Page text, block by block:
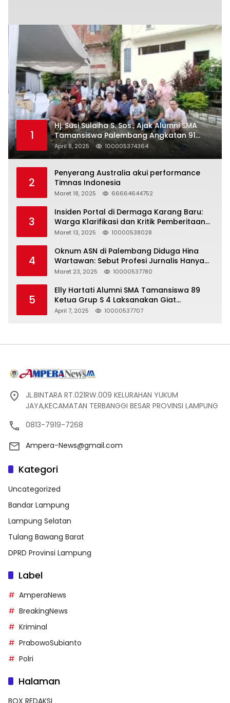
1
Hj. Susi Sulaiha S. Sos., Ajak Alumni SMA
Tamansiswa Palembang Angkatan 91
Halal Bihalal
April 8, 2025 100005374364
2
Penyerang Australia akui performance
Timnas Indonesia
Maret 18, 2025 66664644752
3
Insiden Portal di Dermaga Karang Baru:
Warga Klarifikasi dan Kritik Pemberitaan
yang Tidak Akurat
Maret 13, 2025 10000538028
4
Oknum ASN di Palembang Diduga Hina
Wartawan: Sebut Profesi Jurnalis Hanya
Seharga 2 Liter Bensin, Berujung Dugaan
Maret 23, 2025 10000537780
5
Elly Hartati Alumni SMA Tamansiswa 89
Ketua Grup S 4 Laksanakan Giat
Silaturahmi
April 7, 2025 10000537707
JL.BINTARA RT.021RW.009 KELURAHAN YUKUM
JAYA,KECAMATAN TERBANGGI BESAR PROVINSI LAMPUNG
0813-7919-7268
Ampera-News@gmail.com
Kategori
Uncategorized
Bandar Lampung
Lampung Selatan
Tulang Bawang Barat
DPRD Provinsi Lampung
Label
AmperaNews
BreakingNews
Kriminal
PrabowoSubianto
Polri
Halaman